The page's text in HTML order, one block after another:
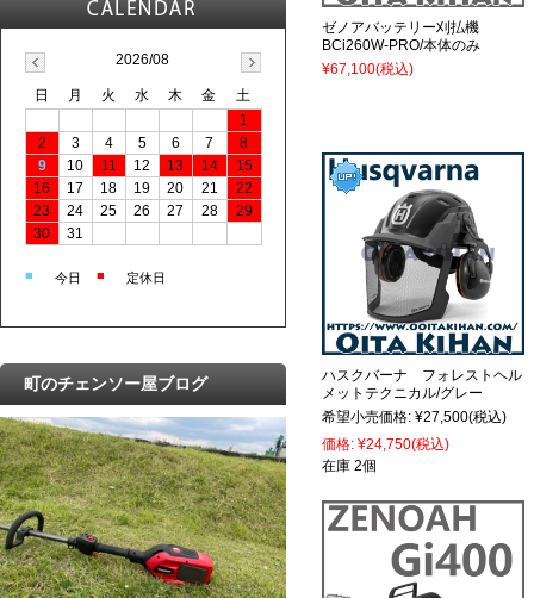
ゼノアバッテリー刈払機
BCi260W-PRO/本体のみ
¥67,100(税込)
ハスクバーナ フォレストヘル
メットテクニカル/グレー
希望小売価格: ¥27,500(税込)
価格: ¥24,750(税込)
在庫 2個
2026/08
日 月 火 水 木 金
土
1
2
3 4 5 6 7
8
9
10 11 12 13 14
15
16
17 18 19 20 21
22
23
24 25 26 27 28
29
30
31
■ 今日 ■ 定休日
町のチェンソー屋ブログ